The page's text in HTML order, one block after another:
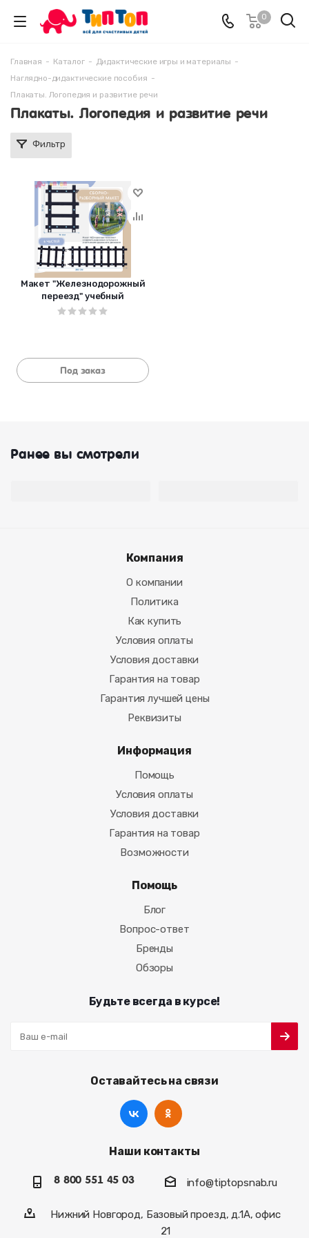
0
Главная - Каталог - Дидактические игры и материалы -
Наглядно-дидактические пособия -
Плакаты. Логопедия и развитие речи
Плакаты. Логопедия и развитие речи
Фильтр
Макет "Железнодорожный
переезд" учебный
Под заказ
Ранее вы смотрели
Компания
О компании
Политика
Как купить
Условия оплаты
Условия доставки
Гарантия на товар
Гарантия лучшей цены
Реквизиты
Информация
Помощь
Условия оплаты
Условия доставки
Гарантия на товар
Возможности
Помощь
Блог
Вопрос-ответ
Бренды
Обзоры
Будьте всегда в курсе!
Оставайтесь на связи
Наши контакты
8 800 551 45 03 info@tiptopsnab.ru
Нижний Новгород, Базовый проезд, д.1А, офис
21